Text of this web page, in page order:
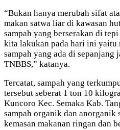
“Bukan hanya merubah sifat
makan satwa liar di kawasan
sampah yang berserakan di
kita lakukan pada hari ini yaitu
sampah yang ada di sepanjang
TNBBS,” katanya.
Tercatat, sampah yang
tersebut seberat 1 ton 10
Kuncoro Kec. Semaka Kab.
sampah organik dan
kemasan makanan ringan dan